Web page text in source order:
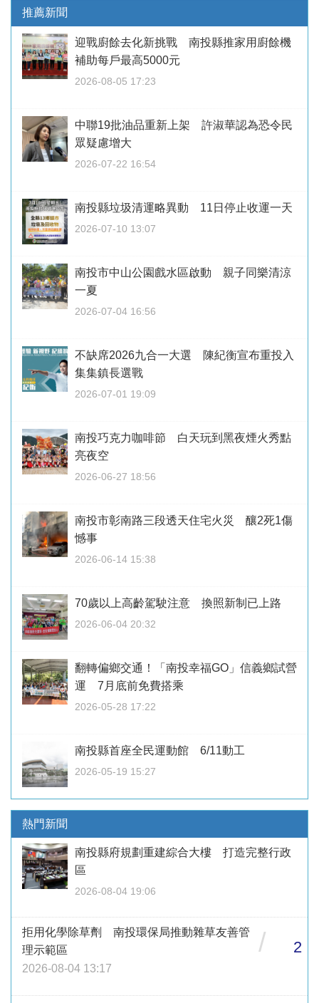
推薦新聞
迎戰廚餘去化新挑戰 南投縣推家用廚餘機
補助每戶最高5000元
2026-08-05 17:23
中聯19批油品重新上架 許淑華認為恐令民
眾疑慮增大
2026-07-22 16:54
南投縣垃圾清運略異動 11日停止收運一天
2026-07-10 13:07
南投市中山公園戲水區啟動 親子同樂清涼
一夏
2026-07-04 16:56
不缺席2026九合一大選 陳紀衡宣布重投入
集集鎮長選戰
2026-07-01 19:09
南投巧克力咖啡節 白天玩到黑夜煙火秀點
亮夜空
2026-06-27 18:56
南投市彰南路三段透天住宅火災 釀2死1傷
憾事
2026-06-14 15:38
70歲以上高齡駕駛注意 換照新制已上路
2026-06-04 20:32
翻轉偏鄉交通！「南投幸福GO」信義鄉試營
運 7月底前免費搭乘
2026-05-28 17:22
南投縣首座全民運動館 6/11動工
2026-05-19 15:27
熱門新聞
南投縣府規劃重建綜合大樓 打造完整行政
區
2026-08-04 19:06
拒用化學除草劑 南投環保局推動雜草友善管
理示範區
2026-08-04 13:17
/ 2